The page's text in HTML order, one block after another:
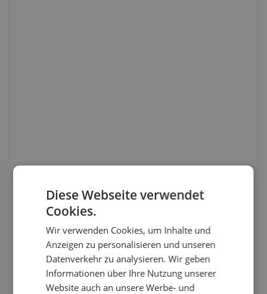
Diese Webseite verwendet
Cookies.
Wir verwenden Cookies, um Inhalte und
Anzeigen zu personalisieren und unseren
Datenverkehr zu analysieren. Wir geben
Informationen über Ihre Nutzung unserer
Website auch an unsere Werbe- und